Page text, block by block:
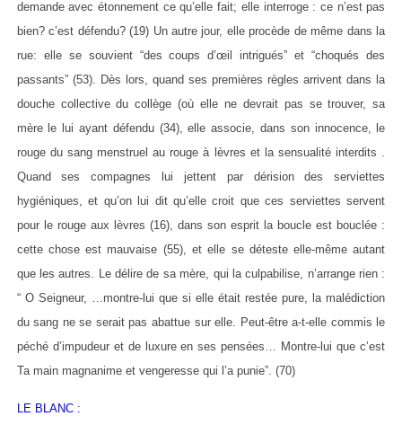
demande avec étonnement ce qu’elle fait; elle interroge : ce n’est pas
bien? c’est défendu? (19) Un autre jour, elle procède de même dans la
rue: elle se souvient “des coups d’œil intrigués” et “choqués des
passants” (53). Dès lors, quand ses premières règles arrivent dans la
douche collective du collège (où elle ne devrait pas se trouver, sa
mère le lui ayant défendu (34), elle associe, dans son innocence, le
rouge du sang menstruel au rouge à lèvres et la sensualité interdits .
Quand ses compagnes lui jettent par dérision des serviettes
hygiéniques, et qu’on lui dit qu’elle croit que ces serviettes servent
pour le rouge aux lèvres (16), dans son esprit la boucle est bouclée :
cette chose est mauvaise (55), et elle se déteste elle-même autant
que les autres. Le délire de sa mère, qui la culpabilise, n’arrange rien :
“ O Seigneur, …montre-lui que si elle était restée pure, la malédiction
du sang ne se serait pas abattue sur elle. Peut-être a-t-elle commis le
péché d’impudeur et de luxure en ses pensées… Montre-lui que c’est
Ta main magnanime et vengeresse qui l’a punie”. (70)
LE BLANC :